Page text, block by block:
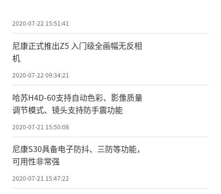
2020-07-22 15:51:41
尼康正式推出Z5 入门级全画幅无反相
机
2020-07-22 09:34:21
哈苏H4D-60支持自动色彩、影像质量
调节模式、镜头支持防手震功能
2020-07-21 15:50:08
尼康S30具备电子防抖、三防等功能，
可用性非常强
2020-07-21 15:47:22